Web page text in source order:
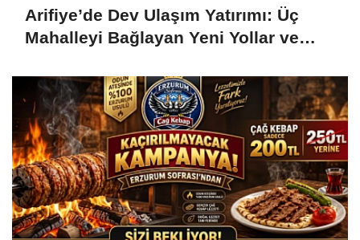
Arifiye’de Dev Ulaşım Yatırımı: Üç
Mahalleyi Bağlayan Yeni Yollar ve